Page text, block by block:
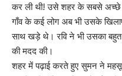
कर ली थी! उसे शहर के सबसे अच्छे
गाँव के कई लोग अब भी उसके
साथ खड़े थे। रवि ने भी उसका बहुत
की मदद की।
शहर में पढ़ाई करते हुए सुमन ने